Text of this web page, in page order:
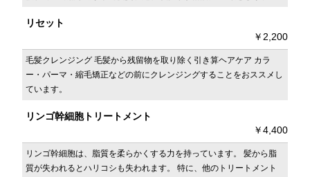
リセット
￥2,200
毛髪クレンジング 毛髪から残留物を取り除く引き算ヘアケア カラ
ー・パーマ・縮毛矯正などの前にクレンジングすることをおススメし
ています。
リンゴ幹細胞トリートメント
￥4,400
リンゴ幹細胞は、脂質を柔らかくする力を持っています。 髪から脂
質が失われるとハリコシも失われます。 特に、他のトリートメント